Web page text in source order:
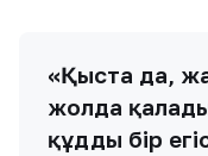
«Қыста да,
жолда
құдды бір